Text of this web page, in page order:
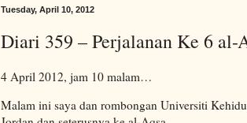
Tuesday, April 10, 2012
Diari 359 – Perjalanan Ke 6 al-
4 April 2012, jam 10 malam…
Malam ini saya dan rombongan Universiti